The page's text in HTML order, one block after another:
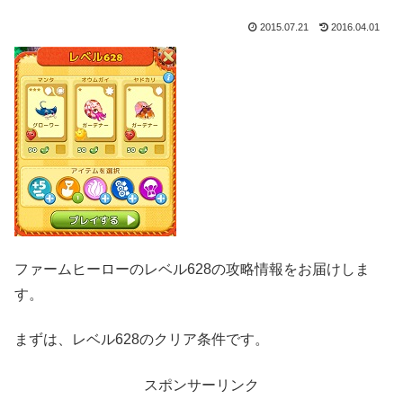
2015.07.21 2016.04.01
ファームヒーローのレベル628の攻略情報をお届けしま
す。
まずは、レベル628のクリア条件です。
スポンサーリンク